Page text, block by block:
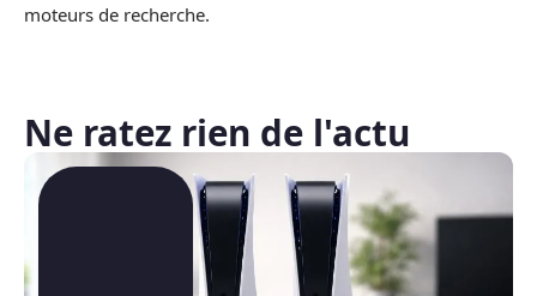
moteurs de recherche.
Ne ratez rien de l'actu